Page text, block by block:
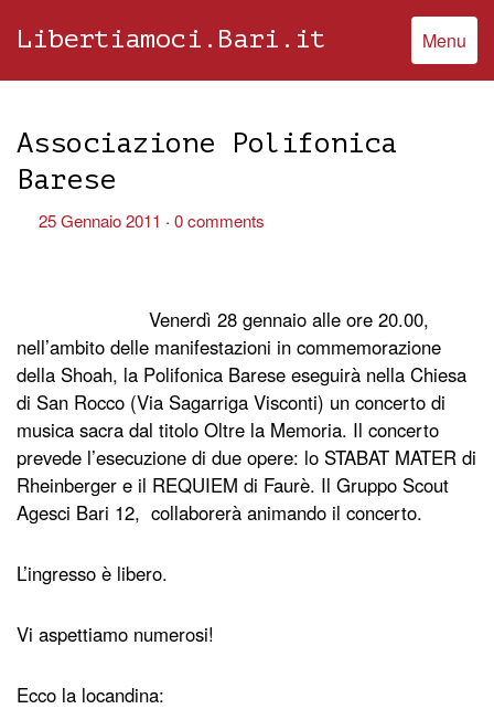
Libertiamoci.Bari.it Menu
Associazione Polifonica
Barese
25 Gennaio 2011 0 comments
Venerdì 28 gennaio alle ore 20.00,
nell’ambito delle manifestazioni in commemorazione
della Shoah, la Polifonica Barese eseguirà nella Chiesa
di San Rocco (Via Sagarriga Visconti) un concerto di
musica sacra dal titolo Oltre la Memoria. Il concerto
prevede l’esecuzione di due opere: lo STABAT MATER di
Rheinberger e il REQUIEM di Faurè. Il Gruppo Scout
Agesci Bari 12, collaborerà animando il concerto.
L’ingresso è libero.
Vi aspettiamo numerosi!
Ecco la locandina: